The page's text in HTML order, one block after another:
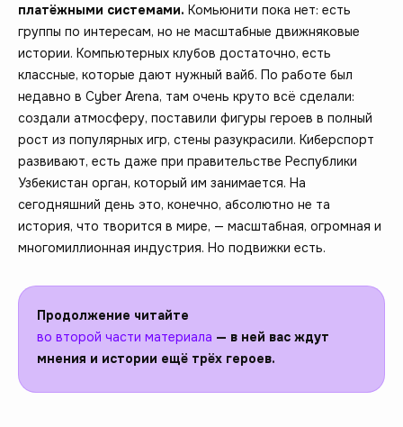
платёжными системами. Комьюнити пока нет: есть
группы по интересам, но не масштабные движняковые
истории. Компьютерных клубов достаточно, есть
классные, которые дают нужный вайб. По работе был
недавно в Cyber Arena, там очень круто всё сделали:
создали атмосферу, поставили фигуры героев в полный
рост из популярных игр, стены разукрасили. Киберспорт
развивают, есть даже при правительстве Республики
Узбекистан орган, который им занимается. На
сегодняшний день это, конечно, абсолютно не та
история, что творится в мире, — масштабная, огромная и
многомиллионная индустрия. Но подвижки есть.
Продолжение читайте
во второй части материала — в ней вас ждут
мнения и истории ещё трёх героев.